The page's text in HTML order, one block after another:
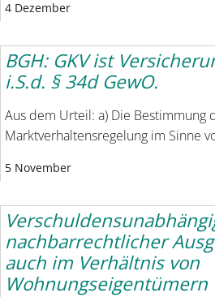
4 Dezember
BGH: GKV ist
i.S.d. § 34d GewO.
Aus dem Urteil: a) Die Bestimmung
Marktverhaltensregelung im Sinne
5 November
nachbarrechtlicher
auch im Verhältnis von
Wohnungseigentümern